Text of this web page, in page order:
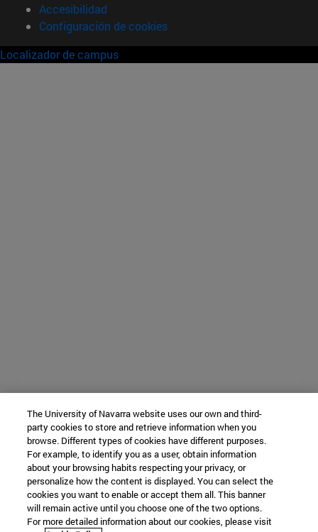
Accesibilidad
Configuración de cookies
Localizador de campus
The University of Navarra website uses our own and third-
party cookies to store and retrieve information when you
browse. Different types of cookies have different purposes.
For example, to identify you as a user, obtain information
about your browsing habits respecting your privacy, or
personalize how the content is displayed. You can select the
cookies you want to enable or accept them all. This banner
will remain active until you choose one of the two options.
For more detailed information about our cookies, please visit